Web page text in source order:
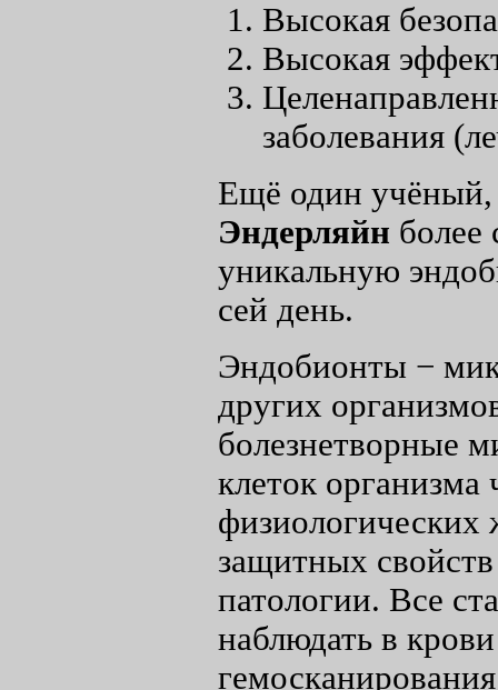
Высокая
Высокая
заболевания
Ещё один
Эндерляйн более
уникальную
сей день.
Эндобионты −
других
болезнетворные
клеток организма
физиологических
защитных
патологии. Все
наблюдать в